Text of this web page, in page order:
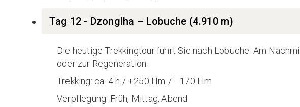
Tag 12 - Dzonglha – Lobuche (4.910 m)
Die heutige Trekkingtour führt Sie nach Lobuche. Am
oder zur Regeneration.
Trekking: ca. 4 h / +250 Hm / –170 Hm
Verpflegung: Früh, Mittag, Abend